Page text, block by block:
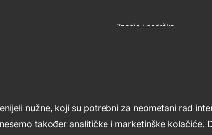
nužne, koji su potrebni za neometani rad
također analitičke i marketinške kolačiće.
Znanje i podrška